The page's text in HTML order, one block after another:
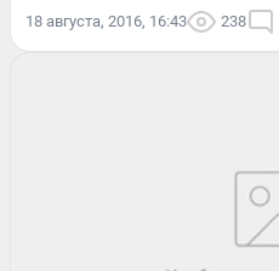
18 августа, 2016, 16:43 238